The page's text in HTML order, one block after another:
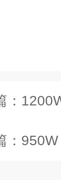
：
：